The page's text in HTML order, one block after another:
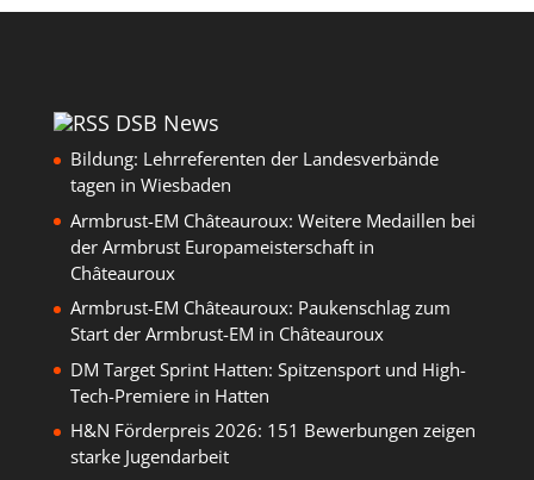
DSB News
Bildung: Lehrreferenten der Landesverbände
tagen in Wiesbaden
Armbrust-EM Châteauroux: Weitere Medaillen bei
der Armbrust Europameisterschaft in
Châteauroux
Armbrust-EM Châteauroux: Paukenschlag zum
Start der Armbrust-EM in Châteauroux
DM Target Sprint Hatten: Spitzensport und High-
Tech-Premiere in Hatten
H&N Förderpreis 2026: 151 Bewerbungen zeigen
starke Jugendarbeit